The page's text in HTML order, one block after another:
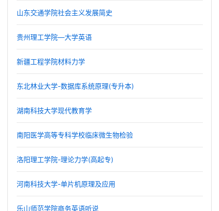
山东交通学院社会主义发展简史
贵州理工学院—大学英语
新疆工程学院材料力学
东北林业大学-数据库系统原理(专升本)
湖南科技大学现代教育学
南阳医学高等专科学校临床微生物检验
洛阳理工学院-理论力学(高起专)
河南科技大学-单片机原理及应用
乐山师范学院商务英语听说